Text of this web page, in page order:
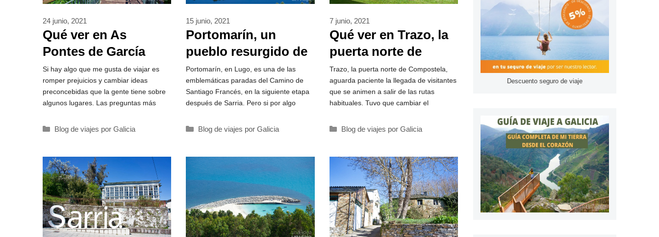
Qué ver en As
Pontes de García
Rodríguez
24 junio, 2021
Si hay algo que me gusta de viajar es
romper prejuicios y cambiar ideas
preconcebidas que la gente tiene sobre
algunos lugares. Las preguntas más
Categorías
Blog de viajes por Galicia
Portomarín, un
pueblo resurgido de
las aguas
15 junio, 2021
Portomarín, en Lugo, es una de las
emblemáticas paradas del Camino de
Santiago Francés, en la siguiente etapa
después de Sarria. Pero si por algo
Categorías
Blog de viajes por Galicia
Qué ver en Trazo, la
puerta norte de
Santiago
7 junio, 2021
Trazo, la puerta norte de Compostela,
aguarda paciente la llegada de visitantes
que se animen a salir de las rutas
habituales. Tuvo que cambiar el
Categorías
Blog de viajes por Galicia
Descuento seguro de viaje